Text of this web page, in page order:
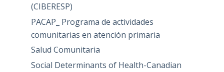
(CIBERESP)
PACAP_ Programa de actividades
comunitarias en atención primaria
Salud Comunitaria
Social Determinants of Health-Canadian